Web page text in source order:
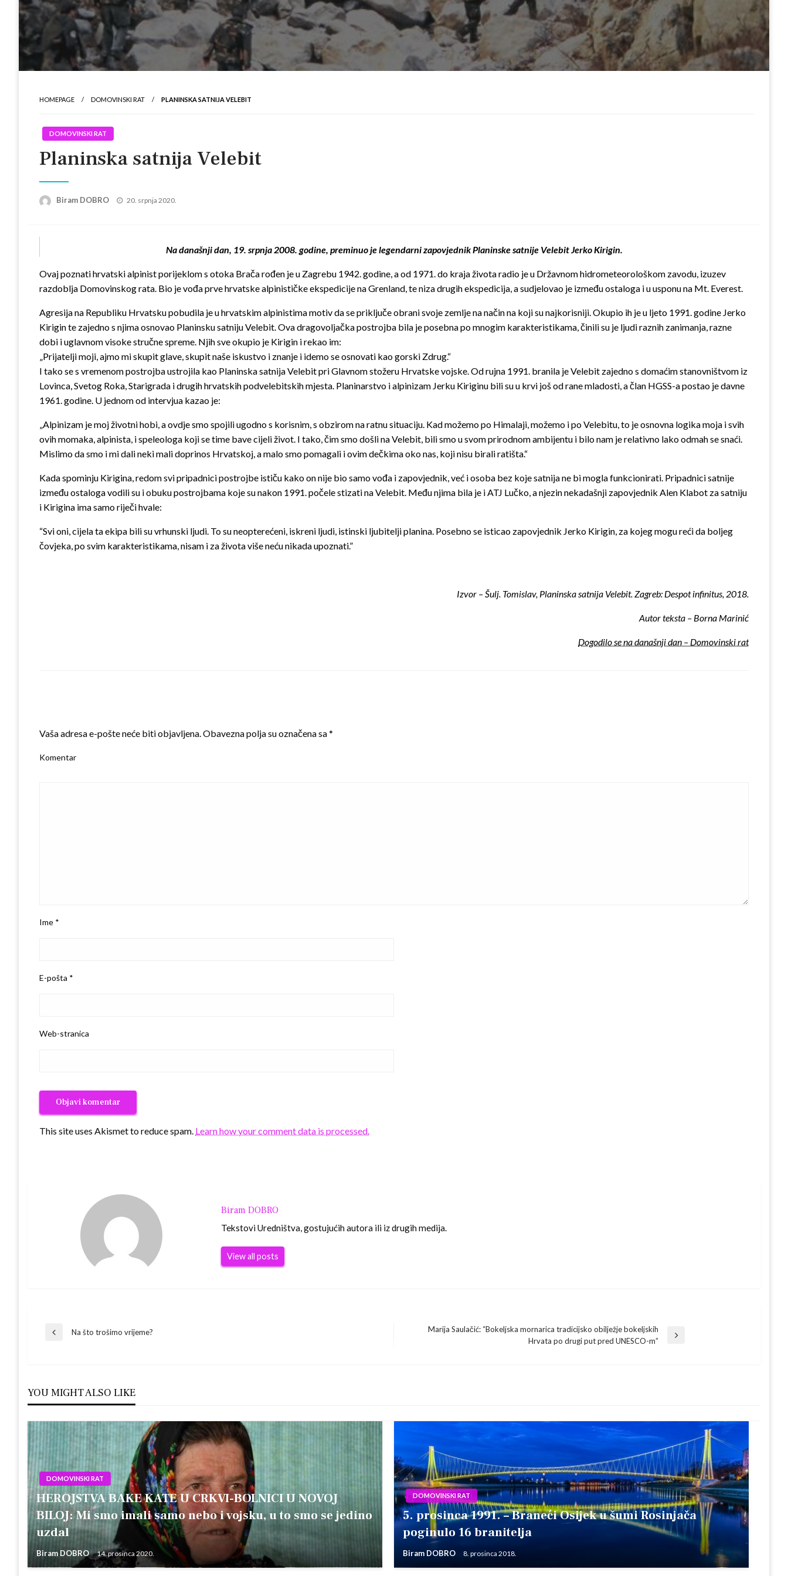
HOMEPAGE DOMOVINSKI RAT PLANINSKA SATNIJA VELEBIT
DOMOVINSKI RAT
Planinska satnija Velebit
Biram DOBRO
Posted
20. srpnja 2020.
Na današnji dan, 19. srpnja 2008. godine, preminuo je legendarni zapovjednik Planinske satnije Velebit Jerko Kirigin.
Ovaj poznati hrvatski alpinist porijeklom s otoka Brača rođen je u Zagrebu 1942. godine, a od 1971. do kraja života radio je u Državnom hidrometeorološkom zavodu, izuzev
razdoblja Domovinskog rata. Bio je vođa prve hrvatske alpinističke ekspedicije na Grenland, te niza drugih ekspedicija, a sudjelovao je između ostaloga i u usponu na Mt. Everest.
Agresija na Republiku Hrvatsku pobudila je u hrvatskim alpinistima motiv da se priključe obrani svoje zemlje na način na koji su najkorisniji. Okupio ih je u ljeto 1991. godine Jerko
Kirigin te zajedno s njima osnovao Planinsku satniju Velebit. Ova dragovoljačka postrojba bila je posebna po mnogim karakteristikama, činili su je ljudi raznih zanimanja, razne
dobi i uglavnom visoke stručne spreme. Njih sve okupio je Kirigin i rekao im:
„Prijatelji moji, ajmo mi skupit glave, skupit naše iskustvo i znanje i idemo se osnovati kao gorski Zdrug.“
I tako se s vremenom postrojba ustrojila kao Planinska satnija Velebit pri Glavnom stožeru Hrvatske vojske. Od rujna 1991. branila je Velebit zajedno s domaćim stanovništvom iz
Lovinca, Svetog Roka, Starigrada i drugih hrvatskih podvelebitskih mjesta. Planinarstvo i alpinizam Jerku Kiriginu bili su u krvi još od rane mladosti, a član HGSS-a postao je davne
1961. godine. U jednom od intervjua kazao je:
„Alpinizam je moj životni hobi, a ovdje smo spojili ugodno s korisnim, s obzirom na ratnu situaciju. Kad možemo po Himalaji, možemo i po Velebitu, to je osnovna logika moja i svih
ovih momaka, alpinista, i speleologa koji se time bave cijeli život. I tako, čim smo došli na Velebit, bili smo u svom prirodnom ambijentu i bilo nam je relativno lako odmah se snaći.
Mislimo da smo i mi dali neki mali doprinos Hrvatskoj, a malo smo pomagali i ovim dečkima oko nas, koji nisu birali ratišta.“
Kada spominju Kirigina, redom svi pripadnici postrojbe ističu kako on nije bio samo vođa i zapovjednik, već i osoba bez koje satnija ne bi mogla funkcionirati. Pripadnici satnije
između ostaloga vodili su i obuku postrojbama koje su nakon 1991. počele stizati na Velebit. Među njima bila je i ATJ Lučko, a njezin nekadašnji zapovjednik Alen Klabot za satniju
i Kirigina ima samo riječi hvale:
“Svi oni, cijela ta ekipa bili su vrhunski ljudi. To su neopterećeni, iskreni ljudi, istinski ljubitelji planina. Posebno se isticao zapovjednik Jerko Kirigin, za kojeg mogu reći da boljeg
čovjeka, po svim karakteristikama, nisam i za života više neću nikada upoznati.”
Izvor – Šulj. Tomislav, Planinska satnija Velebit. Zagreb: Despot infinitus, 2018.
Autor teksta – Borna Marinić
Dogodilo se na današnji dan – Domovinski rat
Vaša adresa e-pošte neće biti objavljena.Obavezna polja su označena sa*
Komentar
Ime *
E-pošta *
Web-stranica
This site uses Akismet to reduce spam. Learn how your comment data is processed.
Biram DOBRO
Tekstovi Uredništva, gostujućih autora ili iz drugih medija.
View all posts
Navigacija
Previous
Na što trošimo vrijeme?
Marija Saulačić: “Bokeljska mornarica tradicijsko obilježje bokeljskih
Hrvata po drugi put pred UNESCO-m”
YOU MIGHT ALSO LIKE
DOMOVINSKI RAT
HEROJSTVA BAKE KATE U CRKVI-BOLNICI U NOVOJ
BILOJ: Mi smo imali samo nebo i vojsku, u to smo se jedino
uzdal
Biram DOBRO 14. prosinca 2020.
DOMOVINSKI RAT
5. prosinca 1991. – Braneći Osijek u šumi Rosinjača
poginulo 16 branitelja
Biram DOBRO 8. prosinca 2018.